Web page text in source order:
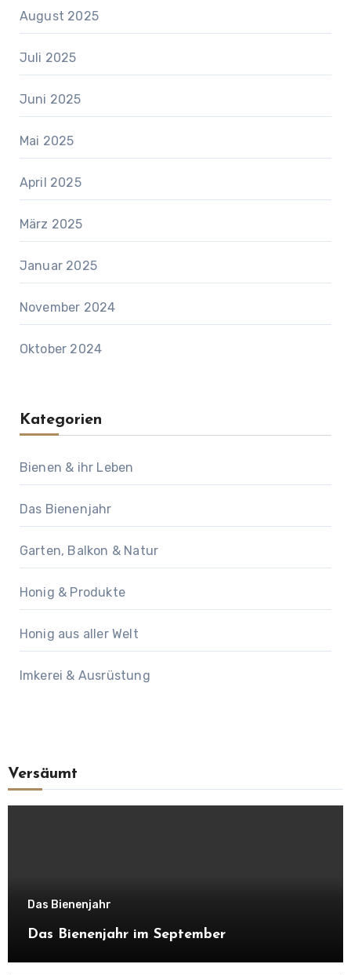
August 2025
Juli 2025
Juni 2025
Mai 2025
April 2025
März 2025
Januar 2025
November 2024
Oktober 2024
Kategorien
Bienen & ihr Leben
Das Bienenjahr
Garten, Balkon & Natur
Honig & Produkte
Honig aus aller Welt
Imkerei & Ausrüstung
Versäumt
Das Bienenjahr
Das Bienenjahr im September